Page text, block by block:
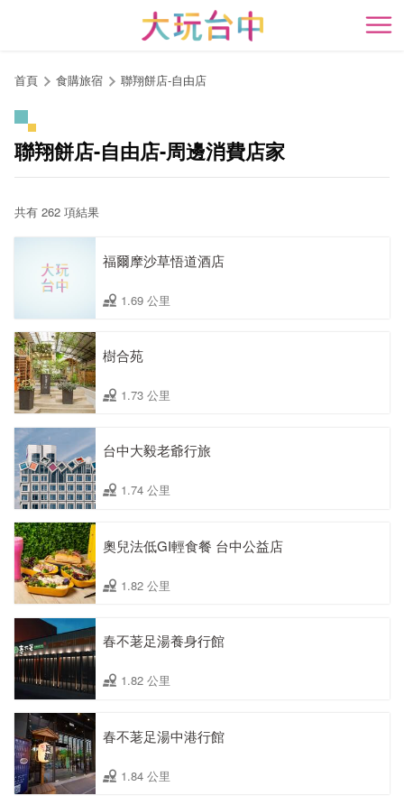
開
首頁 食購旅宿 聯翔餅店-自由店
聯翔餅店-自由店-周邊消費店家
共有 262 項結果
福爾摩沙草悟道酒店
1.69 公里
樹合苑
1.73 公里
台中大毅老爺行旅
1.74 公里
奧兒法低GI輕食餐 台中公益店
1.82 公里
春不荖足湯養身行館
1.82 公里
春不荖足湯中港行館
1.84 公里